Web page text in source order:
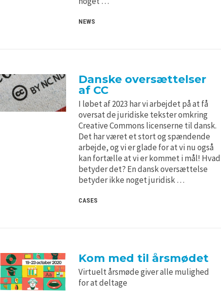
NEWS
Danske oversættelser
af CC
I løbet af 2023 har vi arbejdet på at få
oversat de juridiske tekster omkring
Creative Commons licenserne til dansk.
Det har været et stort og spændende
arbejde, og vi er glade for at vi nu også
kan fortælle at vi er kommet i mål! Hvad
betyder det? En dansk oversættelse
betyder ikke noget juridisk …
CASES
Kom med til årsmødet
Virtuelt årsmøde giver alle mulighed
for at deltage